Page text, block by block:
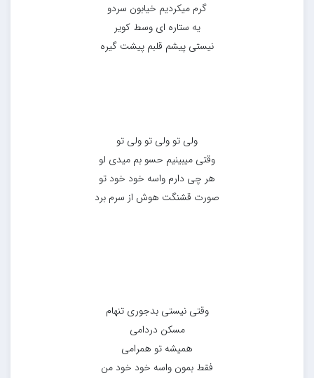
گرم میکردیم خیابون سردو
یه ستاره ای وسط کویر
نیستی پیشم قلبم پیشت گیره
ولی تو ولی تو ولی تو
وقتی میبینیم حسو بم میدی لو
هر چی دارم واسه خود خود تو
صورت قشنگت هوش از سرم برد
وقتی نیستی بدجوری تنهام
مسکن دردامی
همیشه تو همرامی
فقط بمون واسه خود خود من